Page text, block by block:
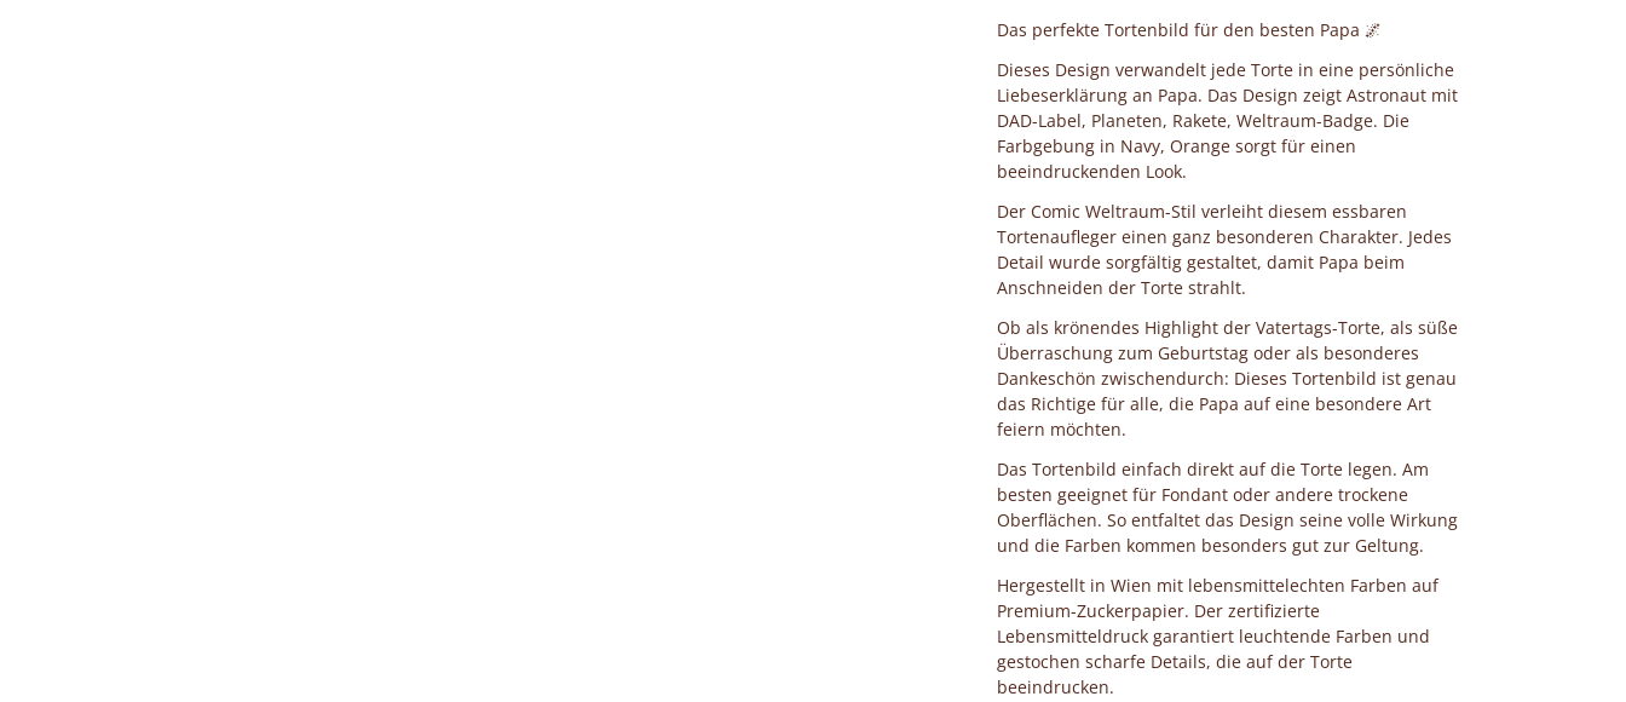
Das perfekte Tortenbild für den besten Papa 🌌
Dieses Design verwandelt jede Torte in eine persönliche
Liebeserklärung an Papa. Das Design zeigt Astronaut mit
DAD-Label, Planeten, Rakete, Weltraum-Badge. Die
Farbgebung in Navy, Orange sorgt für einen
beeindruckenden Look.
Der Comic Weltraum-Stil verleiht diesem essbaren
Tortenaufleger einen ganz besonderen Charakter. Jedes
Detail wurde sorgfältig gestaltet, damit Papa beim
Anschneiden der Torte strahlt.
Ob als krönendes Highlight der Vatertags-Torte, als süße
Überraschung zum Geburtstag oder als besonderes
Dankeschön zwischendurch: Dieses Tortenbild ist genau
das Richtige für alle, die Papa auf eine besondere Art
feiern möchten.
Das Tortenbild einfach direkt auf die Torte legen. Am
besten geeignet für Fondant oder andere trockene
Oberflächen. So entfaltet das Design seine volle Wirkung
und die Farben kommen besonders gut zur Geltung.
Hergestellt in Wien mit lebensmittelechten Farben auf
Premium-Zuckerpapier. Der zertifizierte
Lebensmitteldruck garantiert leuchtende Farben und
gestochen scharfe Details, die auf der Torte
beeindrucken.